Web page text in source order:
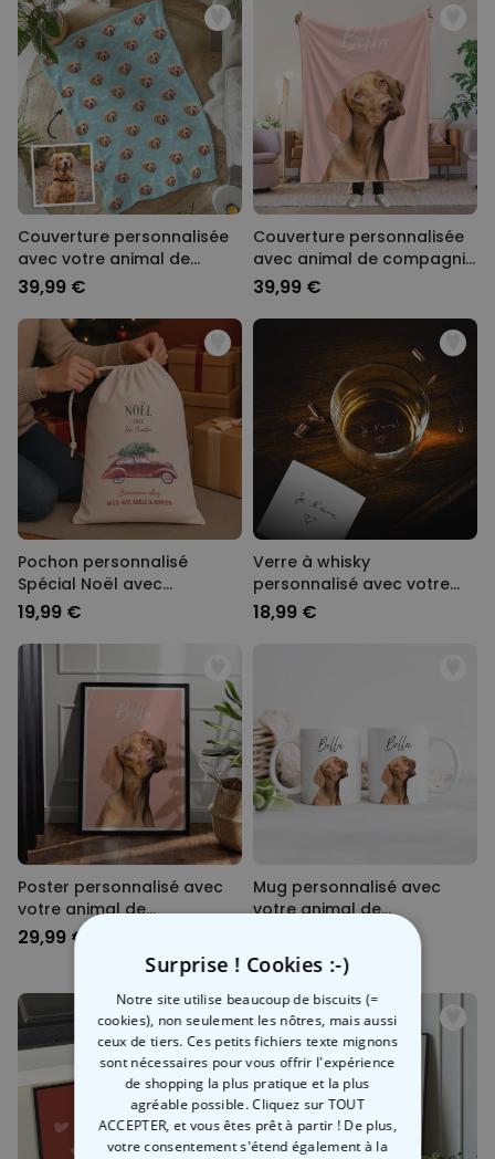
Couverture personnalisée
avec votre animal de
compagnie
39,99 €
Couverture personnalisée
avec animal de compagnie
et fond couleur
39,99 €
Pochon personnalisé
Spécial Noël avec
illustration
19,99 €
Verre à whisky
personnalisé avec votre
écriture
18,99 €
Poster personnalisé avec
votre animal de
compagnie
29,99 €
Mug personnalisé avec
votre animal de
Surprise ! Cookies :-)
Notre site utilise beaucoup de biscuits (=
cookies), non seulement les nôtres, mais aussi
ceux de tiers. Ces petits fichiers texte mignons
sont nécessaires pour vous offrir l'expérience
de shopping la plus pratique et la plus
agréable possible. Cliquez sur TOUT
ACCEPTER, et vous êtes prêt à partir ! De plus,
votre consentement s'étend également à la